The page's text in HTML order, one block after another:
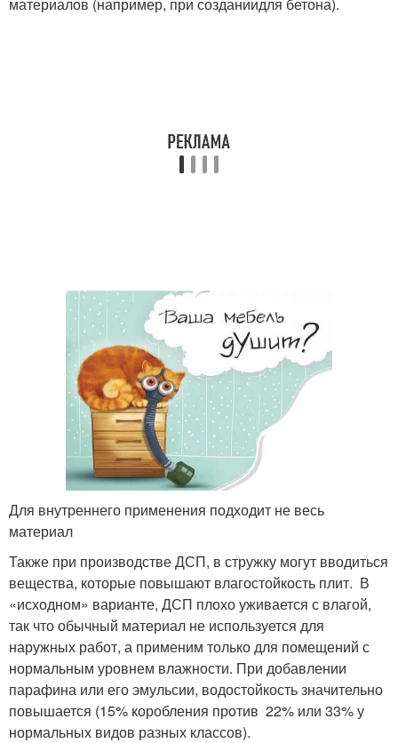
Для внутреннего применения подходит не весь
материал
Также при производстве ДСП, в стружку могут вводиться
вещества, которые повышают влагостойкость плит. В
«исходном» варианте, ДСП плохо уживается с влагой,
так что обычный материал не используется для
наружных работ, а применим только для помещений с
нормальным уровнем влажности. При добавлении
парафина или его эмульсии, водостойкость значительно
повышается (15% коробления против 22% или 33% у
нормальных видов разных классов).